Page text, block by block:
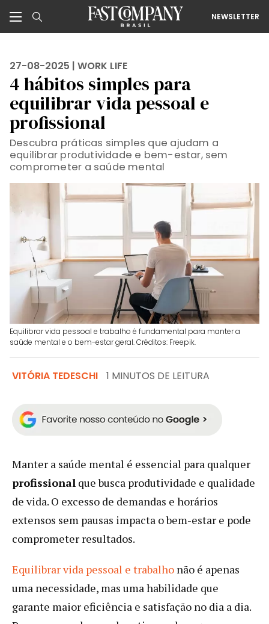
NEWSLETTER
27-08-2025 | WORK LIFE
4 hábitos simples para
equilibrar vida pessoal e
profissional
Descubra práticas simples que ajudam a
equilibrar produtividade e bem-estar, sem
comprometer a saúde mental
Equilibrar vida pessoal e trabalho é fundamental para manter a
saúde mental e o bem-estar geral. Créditos: Freepik.
VITÓRIA TEDESCHI 1 MINUTOS DE LEITURA
Manter a saúde mental é essencial para qualquer
profissional que busca produtividade e qualidade
de vida. O excesso de demandas e horários
extensos sem pausas impacta o bem-estar e pode
comprometer resultados.
Equilibrar vida pessoal e trabalho não é apenas
uma necessidade, mas uma habilidade que
garante maior eficiência e satisfação no dia a dia.